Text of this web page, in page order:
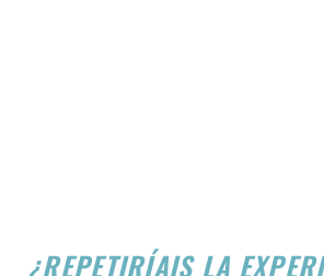
¿REPETIRÍAIS LA